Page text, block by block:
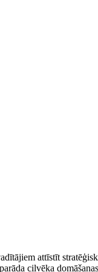
attīstīt
cilvēka